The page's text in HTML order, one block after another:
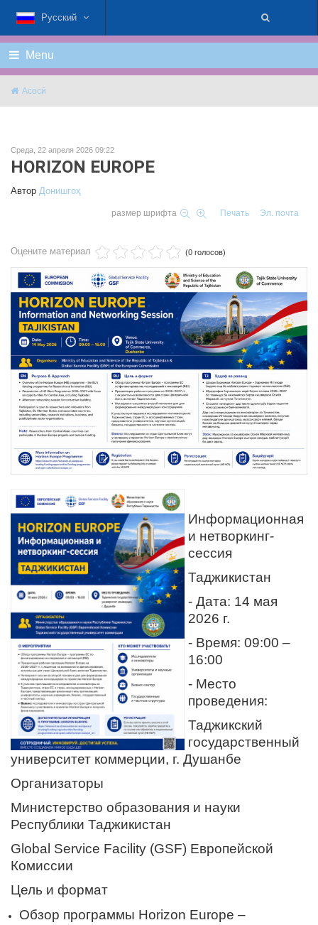
Русский
Menu
Асосӣ
Среда, 22 апреля 2026 09:22
HORIZON EUROPE
Автор Донишгоҳ
размер шрифта Печать Эл. почта
Оцените материал (0 голосов)
Информационная
и нетворкинг-
сессия
Таджикистан
- Дата: 14 мая
2026 г.
- Время: 09:00 –
16:00
- Место
проведения:
Таджикский
государственный
университет коммерции, г. Душанбе
Организаторы
Министерство образования и науки
Республики Таджикистан
Global Service Facility (GSF) Европейской
Комиссии
Цель и формат
Обзор программы Horizon Europe –